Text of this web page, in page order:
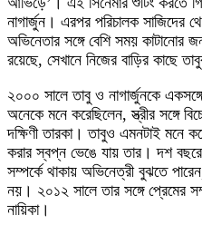
নাগার্জুন। এরপর পরিচালক সাজিদের
অভিনেতার সঙ্গে বেশি সময় কাটানোর
রয়েছে, সেখানে নিজের বাড়ির কাছে
২০০০ সালে তাবু ও নাগার্জুনকে
অনেকে মনে করেছিলেন, স্ত্রীর সঙ্গে
দক্ষিণী তারকা। তাবুও এমনটাই মনে
করার স্বপ্ন ভেঙে যায় তার। দশ
সম্পর্কে থাকায় অভিনেত্রী বুঝতে
নয়। ২০১২ সালে তার সঙ্গে প্রেমের
নায়িকা।